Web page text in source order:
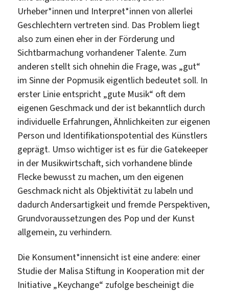
Urheber*innen und Interpret*innen von allerlei
Geschlechtern vertreten sind. Das Problem liegt
also zum einen eher in der Förderung und
Sichtbarmachung vorhandener Talente. Zum
anderen stellt sich ohnehin die Frage, was „gut“
im Sinne der Popmusik eigentlich bedeutet soll. In
erster Linie entspricht „gute Musik“ oft dem
eigenen Geschmack und der ist bekanntlich durch
individuelle Erfahrungen, Ähnlichkeiten zur eigenen
Person und Identifikationspotential des Künstlers
geprägt. Umso wichtiger ist es für die Gatekeeper
in der Musikwirtschaft, sich vorhandene blinde
Flecke bewusst zu machen, um den eigenen
Geschmack nicht als Objektivität zu labeln und
dadurch Andersartigkeit und fremde Perspektiven,
Grundvoraussetzungen des Pop und der Kunst
allgemein, zu verhindern.
Die Konsument*innensicht ist eine andere: einer
Studie der Malisa Stiftung in Kooperation mit der
Initiative „Keychange“ zufolge bescheinigt die